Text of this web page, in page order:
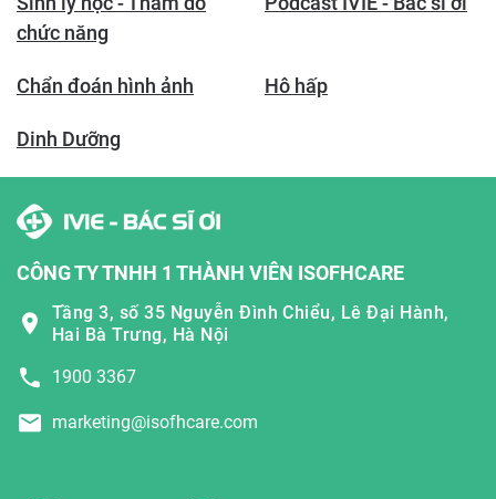
chức năng
Chẩn đoán hình ảnh Hô hấp
Dinh Dưỡng
CÔNG TY TNHH 1 THÀNH VIÊN ISOFHCARE
Tầng 3, số 35 Nguyễn Đình Chiểu, Lê Đại Hành,
Hai Bà Trưng, Hà Nội
1900 3367
marketing@isofhcare.com